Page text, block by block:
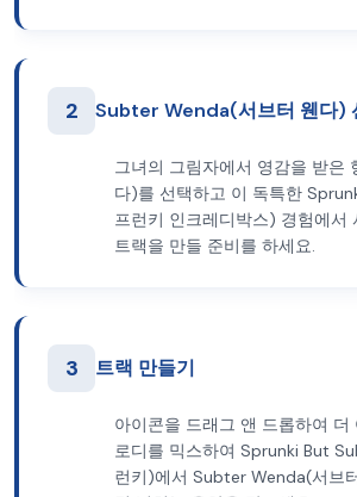
2 Subter Wenda(서브터 웬다)
그녀의 그림자에서 영감을 받은
다)를 선택하고 이 독특한
프런키 인크레디박스) 경험에서
트랙을 만들 준비를 하세요.
3 트랙 만들기
아이콘을 드래그 앤 드롭하여 더
로디를 믹스하여 Sprunki But
런키)에서 Subter Wenda(서브